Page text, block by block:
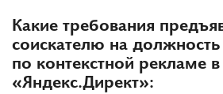
Какие требования
соискателю на должность
по контекстной рекламе в
«Яндекс.Директ»: